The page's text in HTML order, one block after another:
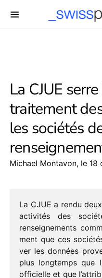
La CJUE
traitement
les sociétés
Michael Montavon, le 18
La CJUE a rendu
acti­vi­tés des
rensei­gne­ments
ment que ces
ver les données
plus long­temps que
offi­cielle et que